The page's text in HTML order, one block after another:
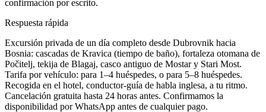
confirmación por escrito.
Respuesta rápida
Excursión privada de un día completo desde Dubrovnik hacia
Bosnia: cascadas de Kravica (tiempo de baño), fortaleza otomana de
Počitelj, tekija de Blagaj, casco antiguo de Mostar y Stari Most.
Tarifa por vehículo: para 1–4 huéspedes, o para 5–8 huéspedes.
Recogida en el hotel, conductor-guía de habla inglesa, a tu ritmo.
Cancelación gratuita hasta 24 horas antes. Confirmamos la
disponibilidad por WhatsApp antes de cualquier pago.